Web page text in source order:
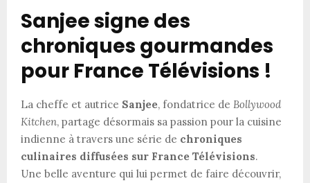
Sanjee signe des
chroniques gourmandes
pour France Télévisions !
La cheffe et autrice Sanjee, fondatrice de Bollywood
Kitchen, partage désormais sa passion pour la cuisine
indienne à travers une série de chroniques
culinaires diffusées sur France Télévisions.
Une belle aventure qui lui permet de faire découvrir,